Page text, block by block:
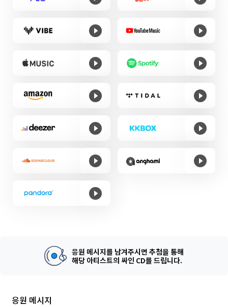
응원 메시지를 남겨주시면 추첨을 통해
해당 아티스트의 싸인 CD를 드립니다.
응원 메시지